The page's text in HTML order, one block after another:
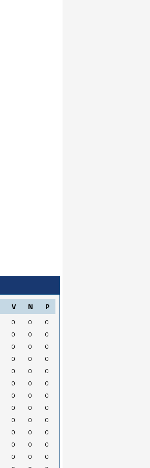
V N P
0 0
0
0 0
0
0 0
0
0 0
0
0 0
0
0 0
0
0 0
0
0 0
0
0 0
0
0 0
0
0 0
0
0 0
0